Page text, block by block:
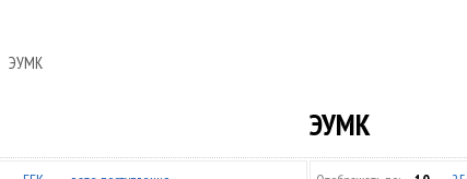
ЭУМК
ЭУМК